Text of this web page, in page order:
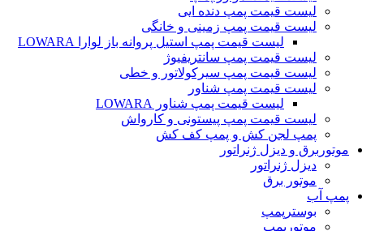
لیست قیمت پمپ دنده ایی
لیست قیمت پمپ زمینی و خانگی
ليست قيمت پمپ استيل پروانه باز لوارا LOWARA
لیست قیمت پمپ سانتریفیوژ
لیست قیمت پمپ سیرکولاتور و خطی
لیست قیمت پمپ شناور
لیست قیمت پمپ شناور LOWARA
لیست قیمت پمپ پیستونی و کارواش
پمپ لجن کش و پمپ کف کش
موتوربرق و دیزل ژنراتور
دیزل ژنراتور
موتور برق
پمپ آب
بوسترپمپ
موتورپمپ